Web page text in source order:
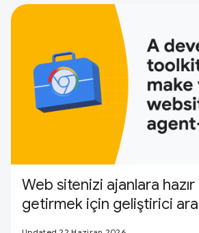
Web sitenizi ajanlara hazır
getirmek için geliştirici